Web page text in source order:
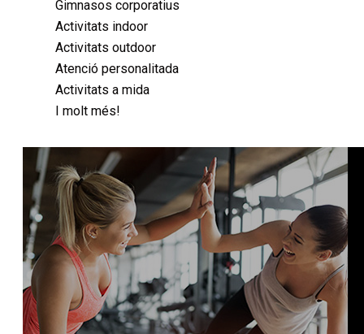
Gimnasos corporatius
Activitats indoor
Activitats outdoor
Atenció personalitada
Activitats a mida
I molt més!